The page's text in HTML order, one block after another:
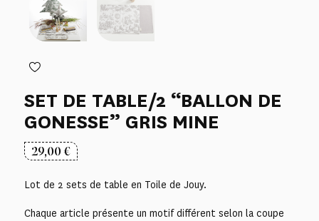
SET DE TABLE/2 “BALLON DE
GONESSE” GRIS MINE
29,00€
Lot de 2 sets de table en Toile de Jouy.
Chaque article présente un motif différent selon la coupe